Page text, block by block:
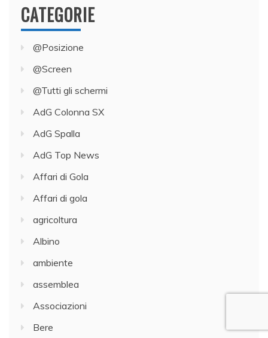
CATEGORIE
@Posizione
@Screen
@Tutti gli schermi
AdG Colonna SX
AdG Spalla
AdG Top News
Affari di Gola
Affari di gola
agricoltura
Albino
ambiente
assemblea
Associazioni
Bere